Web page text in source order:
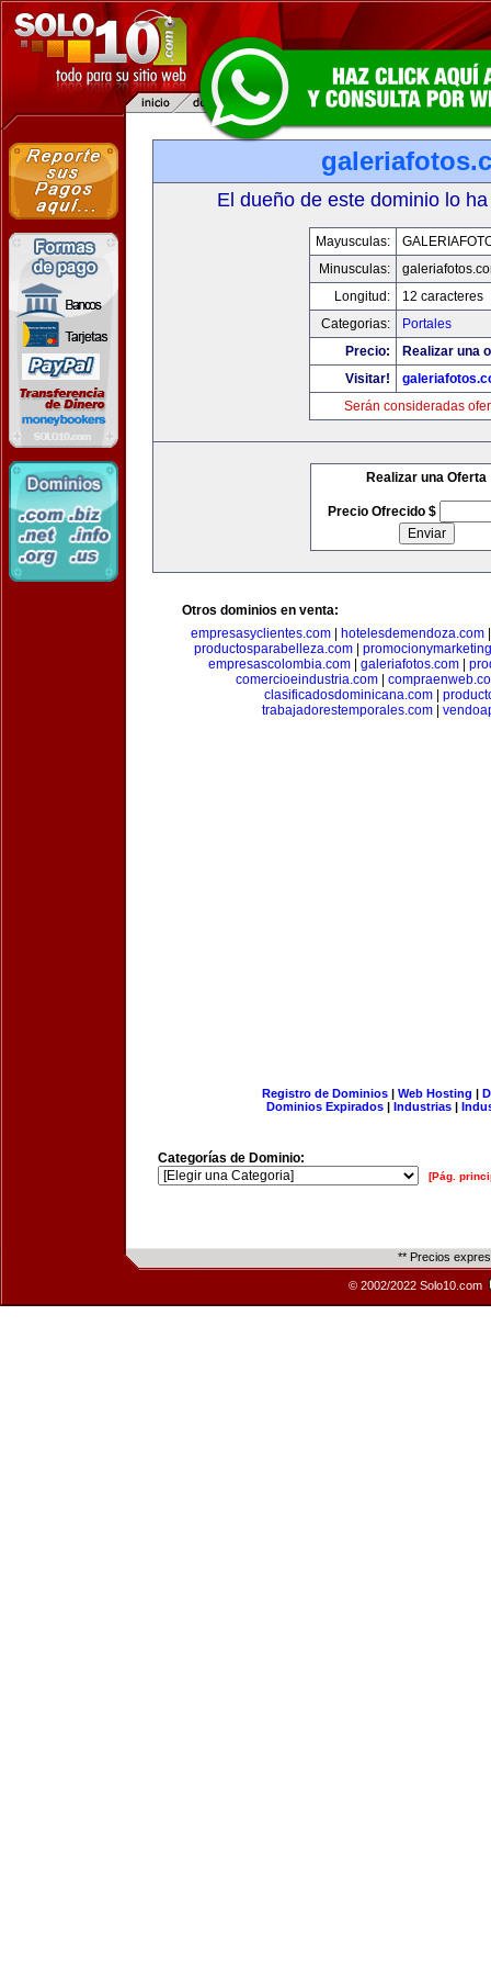
El dueño de este dominio lo
Mayusculas:
Minusculas:
Longitud:
12 caracteres
Categorias:
Portales
Precio:
Realizar una
Visitar!
Serán consideradas
Realizar una Oferta
Precio Ofrecido $
Otros dominios en venta:
empresasyclientes.com
hotelesdemendoza.com
productosparabelleza.com
empresascolombia.com
galeriafotos.com
comercioeindustria.com|
clasificadosdominicana.com
trabajadorestemporales.com
Registro de Dominios| Web Hosting |
Dominios Expirados | Industrias |
Categorías de Dominio:
[Pág.
** Precios
© 2002/2022 Solo10.com